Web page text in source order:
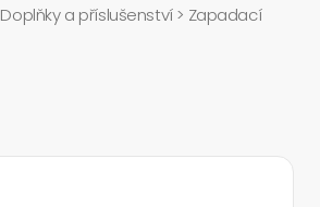
Doplňky a příslušenství> Zapadací